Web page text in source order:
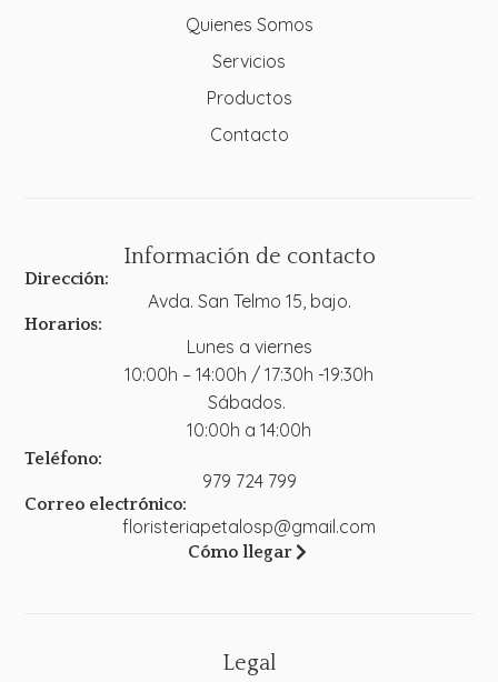
Quienes Somos
Servicios
Productos
Contacto
Información de contacto
Dirección:
Avda. San Telmo 15, bajo.
Horarios:
Lunes a viernes
10:00h – 14:00h / 17:30h -19:30h
Sábados.
10:00h a 14:00h
Teléfono:
979 724 799
Correo electrónico:
floristeriapetalosp@gmail.com
Cómo llegar
Legal